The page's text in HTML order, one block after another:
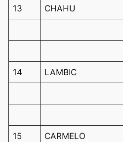
13 CHAHU
14 LAMBIC
15 CARMELO